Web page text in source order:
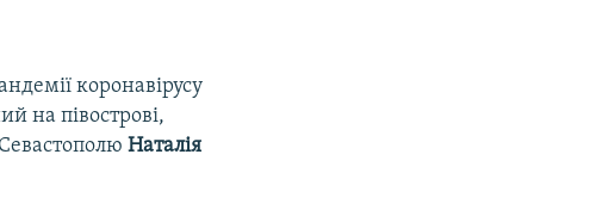
коронавірусу
на півострові,
Наталія